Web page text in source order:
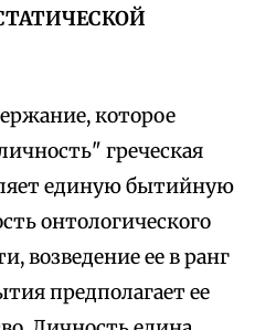
которое
греческая
единую бытийную
онтологического
возведение ее в ранг
предполагает ее